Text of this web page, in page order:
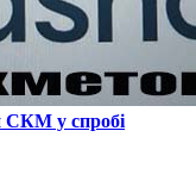
СКМ у спробі